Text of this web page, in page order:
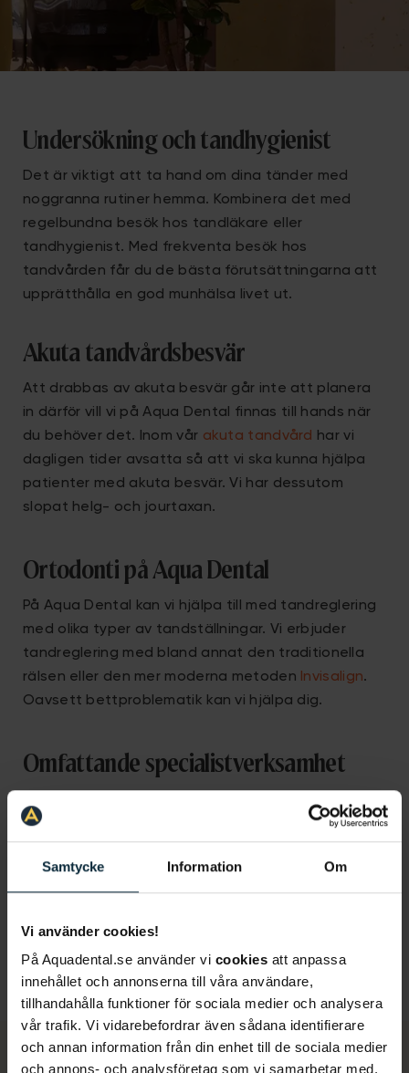
Samtycke Information Om
Vi använder cookies!
På Aquadental.se använder vi cookies att anpassa
innehållet och annonserna till våra användare,
tillhandahålla funktioner för sociala medier och analysera
vår trafik. Vi vidarebefordrar även sådana identifierare
och annan information från din enhet till de sociala medier
och annons- och analysföretag som vi samarbetar med.
Undersökning och tandhygienist
Det är viktigt att ta hand om dina tänder med
noggranna rutiner hemma. Kombinera det med
regelbundna besök hos tandläkare eller
tandhygienist. Med frekventa besök hos
tandvården får du de bästa förutsättningarna att
upprätthålla en god munhälsa livet ut.
Akuta tandvårdsbesvär
Att drabbas av akuta besvär går inte att planera
in därför vill vi på Aqua Dental finnas till hands när
du behöver det. Inom vår akuta tandvård har vi
dagligen tider avsatta så att vi ska kunna hjälpa
patienter med akuta besvär. Vi har dessutom
slopat helg- och jourtaxan.
Ortodonti på Aqua Dental
På Aqua Dental kan vi hjälpa till med tandreglering
med olika typer av tandställningar. Vi erbjuder
tandreglering med bland annat den traditionella
rälsen eller den mer moderna metoden Invisalign.
Oavsett bettproblematik kan vi hjälpa dig.
Omfattande specialistverksamhet
specialisttandvård
specialisttandläkare inom: implantat, endodonti,
parodontologi, oral protetik, käkkirurgi, pedodonti,
bettfysiologi, ortodonti, odontologisk radiologi och